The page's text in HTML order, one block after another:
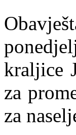
kraljice
za
za